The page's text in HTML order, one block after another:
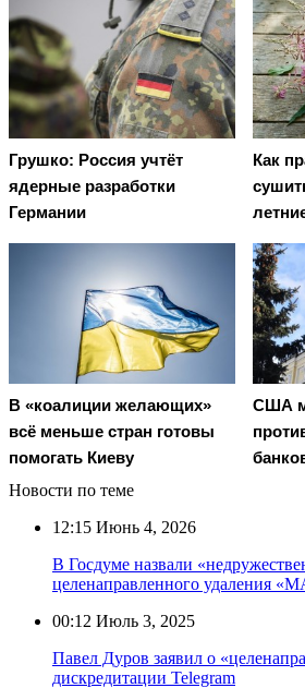
Грушко: Россия учтёт
ядерные разработки
Германии
Как
В «коалиции желающих»
всё меньше стран готовы
помогать Киеву
США
Новости по теме
12:15 Июнь 4, 2026
В Госдуме назвали
целенаправленного удаления
00:12 Июль 3, 2025
Павел Дуров заявил о
дискредитации Telegram